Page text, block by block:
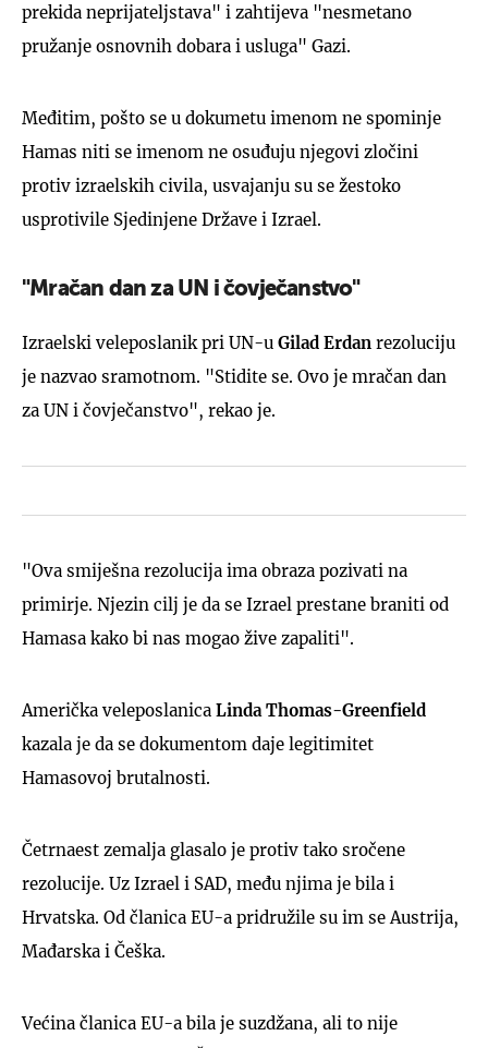
prekida neprijateljstava" i zahtijeva "nesmetano
pružanje osnovnih dobara i usluga" Gazi.
Međitim, pošto se u dokumetu imenom ne spominje
Hamas niti se imenom ne osuđuju njegovi zločini
protiv izraelskih civila, usvajanju su se žestoko
usprotivile Sjedinjene Države i Izrael.
"Mračan dan za UN i čovječanstvo"
Izraelski veleposlanik pri UN-u Gilad Erdan rezoluciju
je nazvao sramotnom. "Stidite se. Ovo je mračan dan
za UN i čovječanstvo", rekao je.
"Ova smiješna rezolucija ima obraza pozivati na
primirje. Njezin cilj je da se Izrael prestane braniti od
Hamasa kako bi nas mogao žive zapaliti".
Američka veleposlanica Linda Thomas-Greenfield
kazala je da se dokumentom daje legitimitet
Hamasovoj brutalnosti.
Četrnaest zemalja glasalo je protiv tako sročene
rezolucije. Uz Izrael i SAD, među njima je bila i
Hrvatska. Od članica EU-a pridružile su im se Austrija,
Mađarska i Češka.
Većina članica EU-a bila je suzdžana, ali to nije